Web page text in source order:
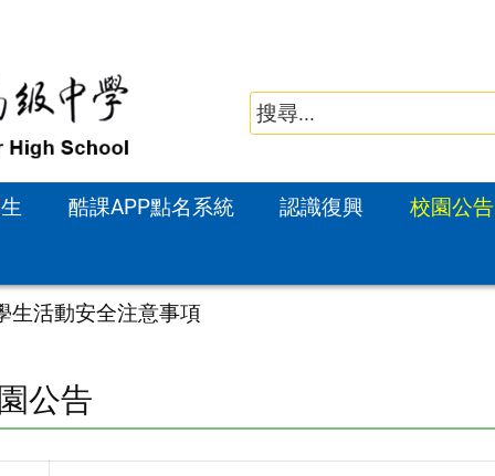
酷課APP點名系統 認識復興 校園公告
生活動安全注意事項
公告